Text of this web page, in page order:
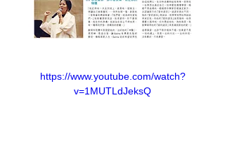
https://www.youtube.com/watch?
v=1MUTLdJeksQ